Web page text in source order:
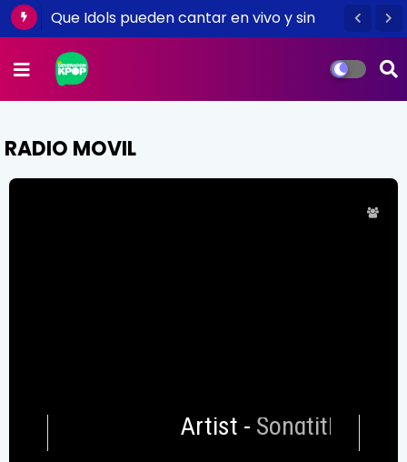
¿Plagio? Ritmos del K-pop que aparecen
RADIO MOVIL
Artist-Songtitle